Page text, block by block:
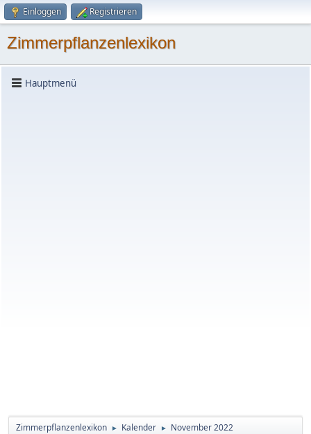
Einloggen Registrieren
Zimmerpflanzenlexikon
Hauptmenü
Zimmerpflanzenlexikon ► Kalender ► November 2022